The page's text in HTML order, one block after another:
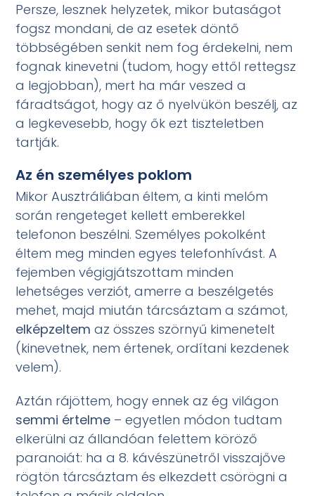
Persze, lesznek helyzetek, mikor butaságot
fogsz mondani, de az esetek döntő
többségében senkit nem fog érdekelni, nem
fognak kinevetni (tudom, hogy ettől rettegsz
a legjobban), mert ha már veszed a
fáradtságot, hogy az ő nyelvükön beszélj, az
a legkevesebb, hogy ők ezt tiszteletben
tartják.
Az én személyes poklom
Mikor Ausztráliában éltem, a kinti melóm
során rengeteget kellett emberekkel
telefonon beszélni. Személyes pokolként
éltem meg minden egyes telefonhívást. A
fejemben végigjátszottam minden
lehetséges verziót, amerre a beszélgetés
mehet, majd miután tárcsáztam a számot,
elképzeltem az összes szörnyű kimenetelt
(kinevetnek, nem értenek, ordítani kezdenek
velem).
Aztán rájöttem, hogy ennek az ég világon
semmi értelme – egyetlen módon tudtam
elkerülni az állandóan felettem köröző
paranoiát: ha a 8. kávészünetről visszajőve
rögtön tárcsáztam és elkezdett csörögni a